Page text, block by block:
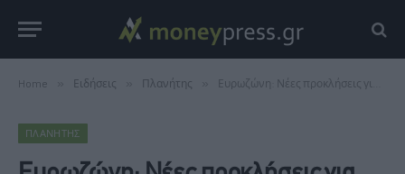
Home Ειδήσεις Πλανήτης Ευρωζώνη: Νέες προκλήσεις για την ΕΚΤ λόγω ενεργειακής κρίσης - Αυξάνονται οι μισθοί, εντείνονται οι πιέσεις για επιτόκια
ΠΛΑΝΉΤΗΣ